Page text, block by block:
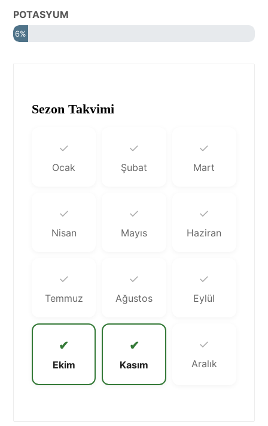
POTASYUM
6%
Sezon Takvimi
✓
Ocak
✓
Şubat
✓
Mart
✓
Nisan
✓
Mayıs
✓
Haziran
✓
Temmuz
✓
Ağustos
✓
Eylül
✔
Ekim
✔
Kasım
✓
Aralık